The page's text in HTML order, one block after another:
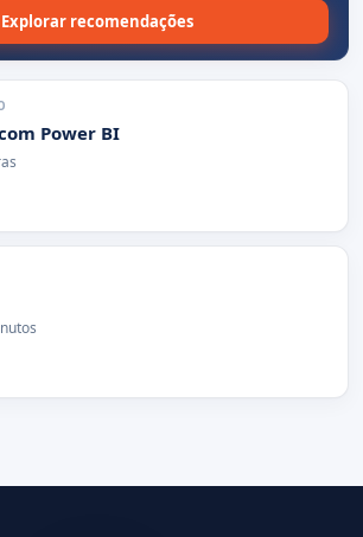
Explorar recomendações
Power BI